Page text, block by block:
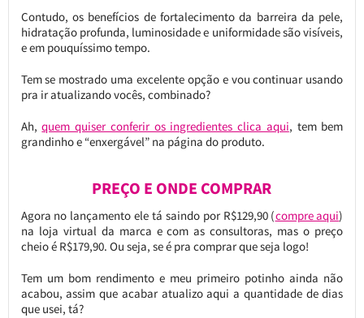
Contudo, os benefícios de fortalecimento da barreira da pele,
hidratação profunda, luminosidade e uniformidade são visíveis,
e em pouquíssimo tempo.
Tem se mostrado uma excelente opção e vou continuar usando
pra ir atualizando vocês, combinado?
Ah,quem quiser conferir os ingredientes clica aqui, tem bem
grandinho e “enxergável” na página do produto.
PREÇO E ONDE COMPRAR
Agora no lançamento ele tá saindo por R$129,90 (compre aqui)
na loja virtual da marca e com as consultoras, mas o preço
cheio é R$179,90. Ou seja, se é pra comprar que seja logo!
Tem um bom rendimento e meu primeiro potinho ainda não
acabou, assim que acabar atualizo aqui a quantidade de dias
que usei, tá?